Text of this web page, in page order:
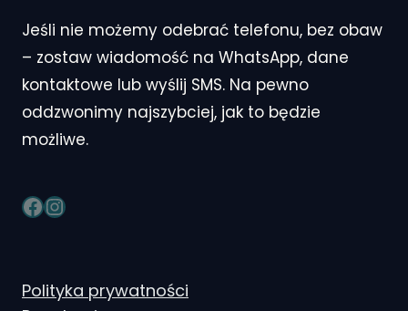
Jeśli nie możemy odebrać telefonu, bez obaw
– zostaw wiadomość na WhatsApp, dane
kontaktowe lub wyślij SMS. Na pewno
oddzwonimy najszybciej, jak to będzie
możliwe.
Facebook
Instagram
Polityka prywatności